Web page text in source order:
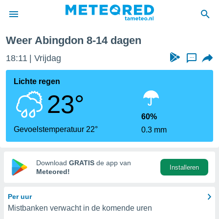
door
verstrekte
hoge
hebt de
voor
op basis
Weer Abingdon 8-14 dagen
18:11 Vrijdag ...
Lichte regen
23°
Gevoelstemperatuur 22°
60%
0.3 mm
Download GRATIS de app van
Meteored!
Installeren
Per uur
Mistbanken verwacht in de komende uren